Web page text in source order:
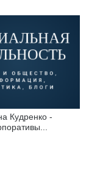
Кудренко -